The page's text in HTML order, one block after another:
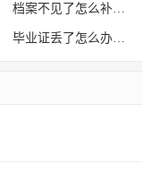
档案不见了怎么补办
毕业证丢了怎么办